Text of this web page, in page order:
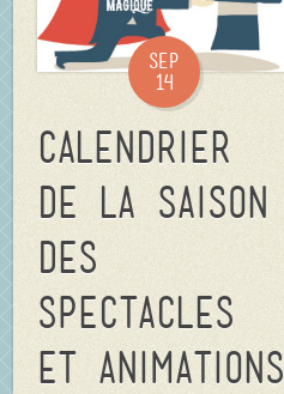
Sep
14
Calendrier
de la saison
des
spectacles
et animations